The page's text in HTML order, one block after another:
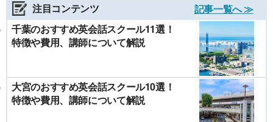
注目コンテンツ
記事一覧へ ≫
千葉のおすすめ英会話スクール11選！
特徴や費用、講師について解説
大宮のおすすめ英会話スクール10選！
特徴や費用、講師について解説